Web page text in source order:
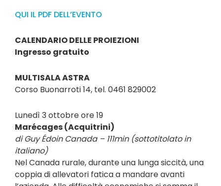
QUI IL PDF DELL’EVENTO
CALENDARIO DELLE PROIEZIONI
Ingresso gratuito
MULTISALA ASTRA
Corso Buonarroti 14, tel. 0461 829002
Lunedì 3 ottobre ore 19
Marécages (Acquitrini)
di Guy Édoin Canada – 111min (sottotitolato in
italiano)
Nel Canada rurale, durante una lunga siccità, una
coppia di allevatori fatica a mandare avanti